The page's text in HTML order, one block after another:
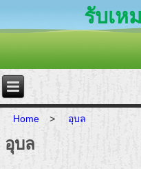
รับเห
Home > อุบล
อุบล